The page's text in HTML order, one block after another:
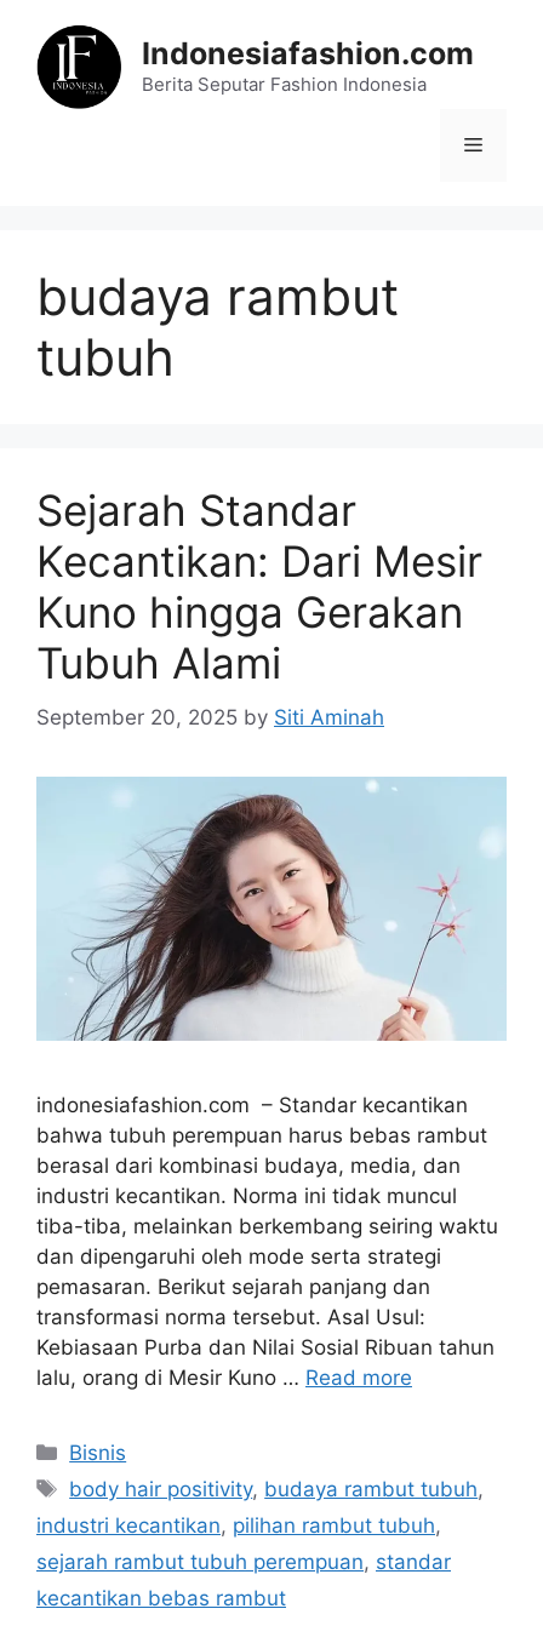
content
Indonesiafashion.com
Berita Seputar Fashion Indonesia
Menu
budaya rambut
tubuh
Sejarah Standar
Kecantikan: Dari Mesir
Kuno hingga Gerakan
Tubuh Alami
September 20, 2025 by Siti Aminah
indonesiafashion.com – Standar kecantikan
bahwa tubuh perempuan harus bebas rambut
berasal dari kombinasi budaya, media, dan
industri kecantikan. Norma ini tidak muncul
tiba-tiba, melainkan berkembang seiring waktu
dan dipengaruhi oleh mode serta strategi
pemasaran. Berikut sejarah panjang dan
transformasi norma tersebut. Asal Usul:
Kebiasaan Purba dan Nilai Sosial Ribuan tahun
lalu, orang di Mesir Kuno … Read more
Categories
Bisnis
Tags
body hair positivity, budaya rambut tubuh,
industri kecantikan, pilihan rambut tubuh,
sejarah rambut tubuh perempuan, standar
kecantikan bebas rambut